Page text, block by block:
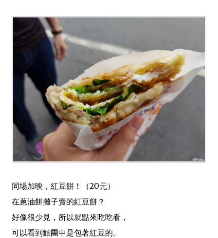
同場加映，紅豆餅！（20元）
在蔥油餅攤子賣的紅豆餅？
好像很少見，所以就點來吃吃看，
可以看到麵團中是包著紅豆的。